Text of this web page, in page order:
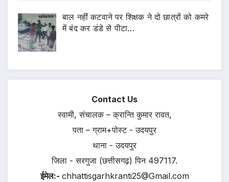
बाल नहीं कटवाने पर शिक्षक ने दो छात्रों को कमरे
में बंद कर डंडे से पीटा…
Contact Us
स्वामी, संचालक – क्रान्ति कुमार रावत,
पता – ग्राम+पोस्ट - उदयपुर
थाना - उदयपुर
जिला - सरगुजा (छत्तीसगढ़) पिन 497117.
ईमेल:- chhattisgarhkranti25@Gmail.com